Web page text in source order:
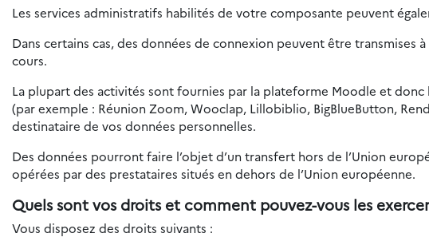
Les services administratifs habilités de votre composante peuvent
Dans certains cas, des données de connexion peuvent être
cours.
La plupart des activités sont fournies par la plateforme Moodle et donc
(par exemple : Réunion Zoom, Wooclap, Lillobiblio, BigBlueButton,
destinataire de vos données personnelles.
Des données pourront faire l’objet d’un transfert hors de l’Union
opérées par des prestataires situés en dehors de l’Union européenne.
Quels sont vos droits et comment pouvez-vous les
Vous disposez des droits suivants :